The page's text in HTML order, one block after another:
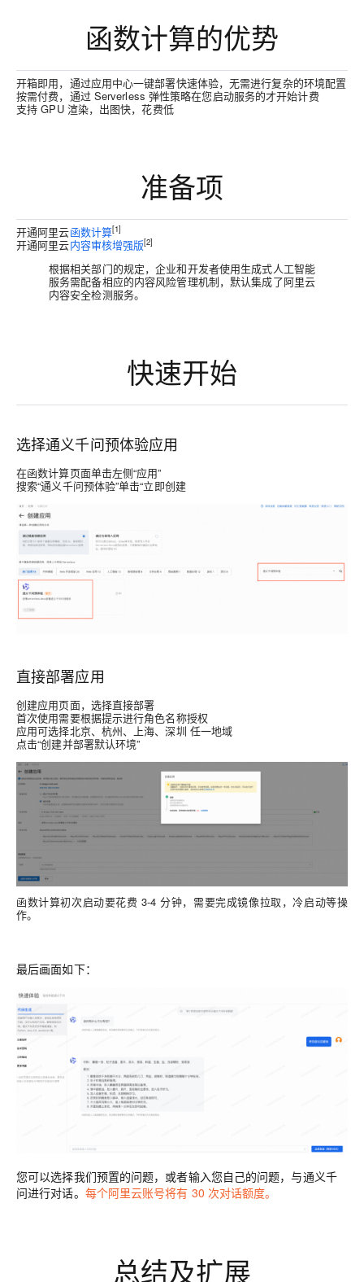
函数计算的优势
开箱即用，通过应用中心一键部署快速体验，无需进行复杂的环境配置
按需付费，通过 Serverless 弹性策略在您启动服务的才开始计费
支持 GPU 渲染，出图快，花费低
准备项
开通阿里云函数计算[1]
开通阿里云内容审核增强版[2]
根据相关部门的规定，企业和开发者使用生成式人工智能
服务需配备相应的内容风险管理机制，默认集成了阿里云
内容安全检测服务。
快速开始
选择通义千问预体验应用
在函数计算页面单击左侧“应用”
搜索“通义千问预体验”单击“立即创建
直接部署应用
创建应用页面，选择直接部署
首次使用需要根据提示进行角色名称授权
应用可选择北京、杭州、上海、深圳 任一地域
点击“创建并部署默认环境”
函数计算初次启动要花费 3-4 分钟，需要完成镜像拉取，冷启动等操
作。
最后画面如下：
您可以选择我们预置的问题，或者输入您自己的问题，与通义千
问进行对话。 每个阿里云账号将有 30 次对话额度。
总结及扩展